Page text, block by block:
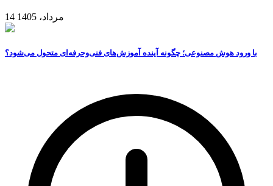
14 مرداد، 1405
با ورود هوش مصنوعی؛ چگونه آینده آموزش‌های فنی‌وحرفه‌ای متحول می‌شود؟